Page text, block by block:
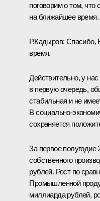
поговорим о том, что
на ближайшее время.
Р.Кадыров: Спасибо,
время.
Действительно, у
в первую очередь,
стабильная и не
В социально-
сохраняется
За первое полугодие
собственного
рублей. Рост по
Промышленной
миллиарда рублей,